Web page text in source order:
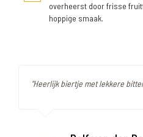
overheerst door frisse
hoppige smaak.
"Heerlijk biertje met lekkere